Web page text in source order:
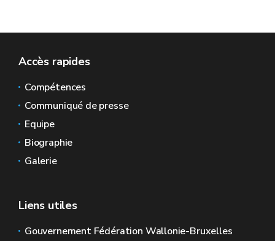
Accès rapides
Compétences
Communiqué de presse
Equipe
Biographie
Galerie
Liens utiles
Gouvernement Fédération Wallonie-Bruxelles